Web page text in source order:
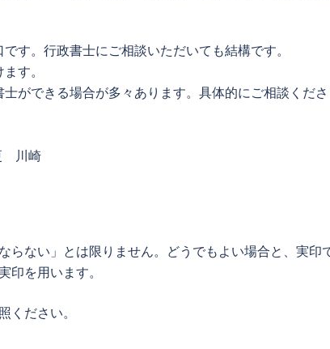
す。行政書士にご相談いただいても結構です。
す。
ができる場合が多々あります。具体的にご相談くださ
らない」とは限りません。どうでもよい場合と、実印
印を用います。
ください。